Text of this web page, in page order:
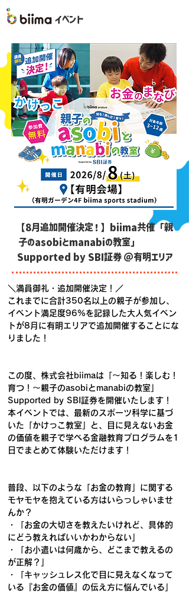
イベント
【8月追加開催決定！】biima共催「親
子のasobiとmanabiの教室」
Supported by SBI証券 ＠有明エリア
＼満員御礼・追加開催決定！／
これまでに合計350名以上の親子が参加し、
イベント満足度96%を記録した大人気イベン
トが8月に有明エリアで追加開催することにな
りました！
この度、株式会社biimaは「〜知る！楽しむ！
育つ！〜親子のasobiとmanabiの教室」
Supported by SBI証券を開催いたします！
本イベントでは、最新のスポーツ科学に基づ
いた「かけっこ教室」と、目に見えないお金
の価値を親子で学べる金融教育プログラムを1
日でまとめて体験いただけます！
普段、以下のような「お金の教育」に関する
モヤモヤを抱えている方はいらっしゃいませ
んか？
・「お金の大切さを教えたいけれど、具体的
にどう教えればいいかわからない」
・「お小遣いは何歳から、どこまで教えるの
が正解？」
・「キャッシュレス化で目に見えなくなって
いる『お金の価値』の伝え方に悩んでいる」